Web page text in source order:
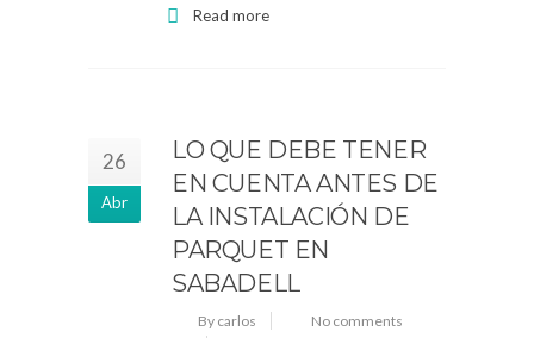
Read more
26
Abr
LO QUE DEBE TENER
EN CUENTA ANTES DE
LA INSTALACIÓN DE
PARQUET EN
SABADELL
By carlos
No comments